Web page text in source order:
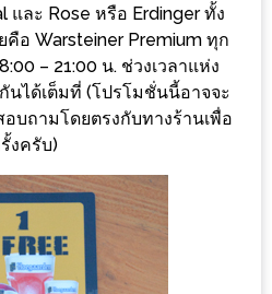
และ Rose หรือ Erdinger ทั้ง
อ Warsteiner Premium ทุก
– 21:00 น. ช่วงเวลาแห่ง
นได้เต็มที่ (โปรโมชั่นนี้อาจจะ
บถามโดยตรงกับทางร้านเพื่อ
งครับ)